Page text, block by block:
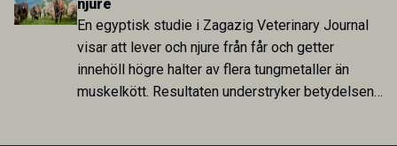
har exponerats för parasiten – men inte att de
fungerar som reservoarer eller bidrar till
smittspridning.
njure
En egyptisk studie i Zagazig Veterinary Journal
visar att lever och njure från får och getter
innehöll högre halter av flera tungmetaller än
muskelkött. Resultaten understryker betydelsen